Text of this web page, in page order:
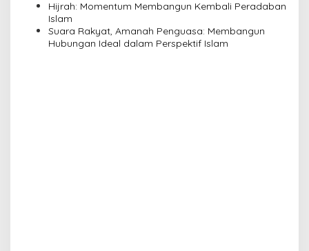
Pengajian Yayasan Alimbas Insan Cita
Hijrah: Momentum Membangun Kembali Peradaban
Islam
Suara Rakyat, Amanah Penguasa: Membangun
Hubungan Ideal dalam Perspektif Islam